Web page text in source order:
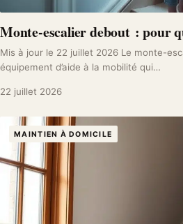
Monte-escalier debout : pour
Mis à jour le 22 juillet 2026 Le monte-
équipement d’aide à la mobilité qui…
22 juillet 2026
MAINTIEN À DOMICILE